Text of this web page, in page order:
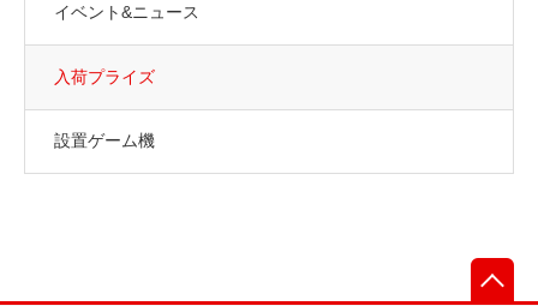
イベント&ニュース
入荷プライズ
設置ゲーム機